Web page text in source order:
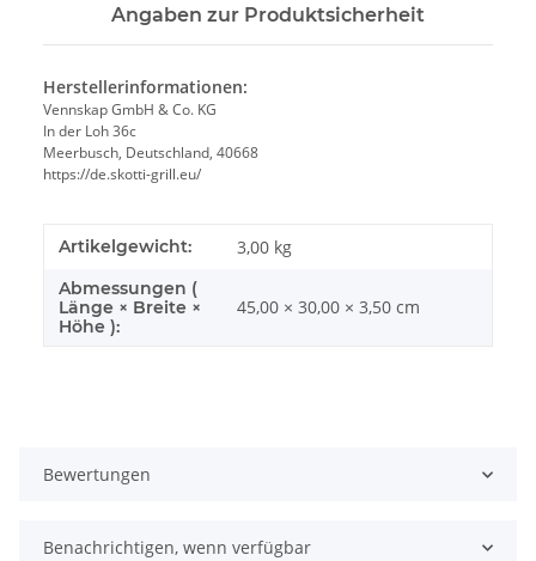
Angaben zur Produktsicherheit
Herstellerinformationen:
Vennskap GmbH & Co. KG
In der Loh 36c
Meerbusch, Deutschland, 40668
https://de.skotti-grill.eu/
Artikelgewicht: 3,00 kg
Abmessungen (
Länge × Breite ×
Höhe ):
45,00 × 30,00 × 3,50 cm
Bewertungen
Benachrichtigen, wenn verfügbar